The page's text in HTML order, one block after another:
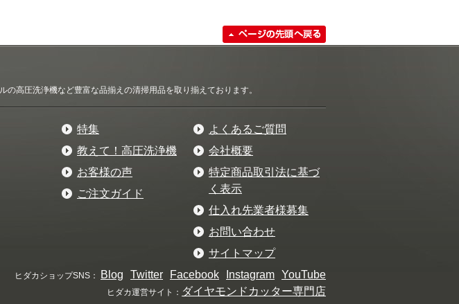
高圧洗浄機など豊富な品揃えの清掃用品を取り揃えております。
特集
教えて！高圧洗浄機
お客様の声
ご注文ガイド
よくあるご質問
会社概要
特定商品取引法に基づ
く表示
仕入れ先業者様募集
お問い合わせ
サイトマップ
ヒダカショップSNS： Blog Twitter Facebook Instagram YouTube
ヒダカ運営サイト： ダイヤモンドカッター専門店